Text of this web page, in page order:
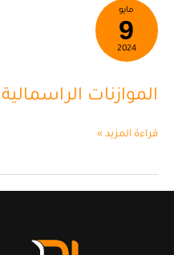
مايو
9
2024
الموازنات
الموازنات
الراسمالية
–
اختياري
قراءة المزيد »